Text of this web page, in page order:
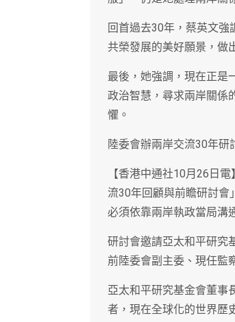
回首過去30年，蔡英文
共榮發展的美好願景，做
最後，她強調，現在正是
政治智慧，尋求兩岸關係
懼。
陸委會辦兩岸交流30年
【香港中通社10月26日
流30年回顧與前瞻研討會
必須依靠兩岸執政當局溝
研討會邀請亞太和平研究
前陸委會副主委、現任監
亞太和平研究基金會董事
者，現在全球化的世界歷